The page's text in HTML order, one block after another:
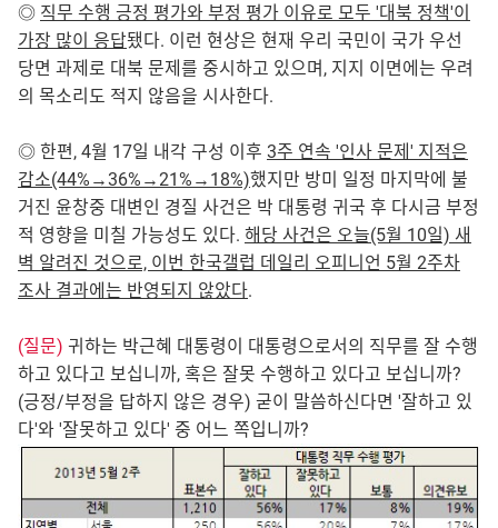
◎ 직무 수행 긍정 평가와 부정 평가 이유로 모두 '대북 정책'이
가장 많이 응답됐다. 이런 현상은 현재 우리 국민이 국가 우선
당면 과제로 대북 문제를 중시하고 있으며, 지지 이면에는 우려
의 목소리도 적지 않음을 시사한다.
◎ 한편, 4월 17일 내각 구성 이후 3주 연속 '인사 문제' 지적은
감소(44%→36%→21%→18%)했지만 방미 일정 마지막에 불
거진 윤창중 대변인 경질 사건은 박 대통령 귀국 후 다시금 부정
적 영향을 미칠 가능성도 있다. 해당 사건은 오늘(5월 10일) 새
벽 알려진 것으로, 이번 한국갤럽 데일리 오피니언 5월 2주차
조사 결과에는 반영되지 않았다.
(질문) 귀하는 박근혜 대통령이 대통령으로서의 직무를 잘 수행
하고 있다고 보십니까, 혹은 잘못 수행하고 있다고 보십니까?
(긍정/부정을 답하지 않은 경우) 굳이 말씀하신다면 '잘하고 있
다'와 '잘못하고 있다' 중 어느 쪽입니까?